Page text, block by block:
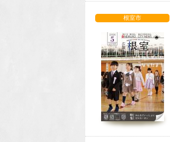
根室市